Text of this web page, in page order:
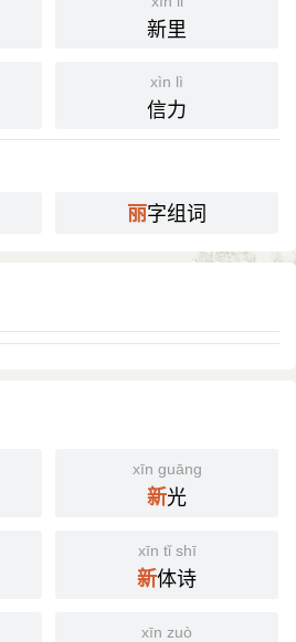
新里
xìn lì
信力
丽字组词
xīn guāng
新光
xīn tǐ shī
新体诗
xīn zuò